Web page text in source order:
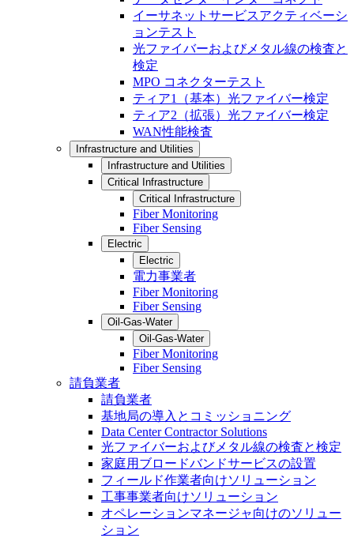
イーサネットサービスアクティベーシ
ョンテスト
光ファイバーおよびメタル線の検査と
検定
MPO コネクターテスト
ティア1（基本）光ファイバー検定
ティア2（拡張）光ファイバー検定
WAN性能検査
Infrastructure and Utilities
Infrastructure and Utilities
Critical Infrastructure
Critical Infrastructure
Fiber Monitoring
Fiber Sensing
Electric
Electric
電力事業者
Fiber Monitoring
Fiber Sensing
Oil-Gas-Water
Oil-Gas-Water
Fiber Monitoring
Fiber Sensing
請負業者
請負業者
基地局の導入とコミッショニング
Data Center Contractor Solutions
光ファイバーおよびメタル線の検査と検定
家庭用ブロードバンドサービスの設置
フィールド作業者向けソリューション
工事事業者向けソリューション
オペレーションマネージャ向けのソリュー
ション